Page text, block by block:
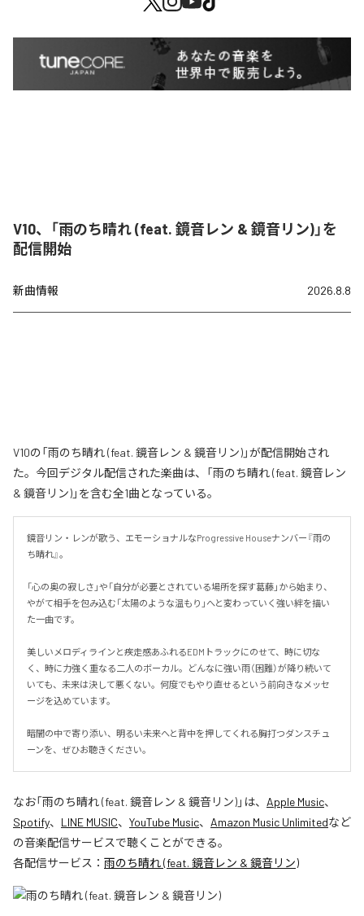
V10、「雨のち晴れ (feat. 鏡音レン & 鏡音リン)」を
配信開始
新曲情報 2026.8.8
V10の「雨のち晴れ (feat. 鏡音レン & 鏡音リン)」が配信開始され
た。今回デジタル配信された楽曲は、「雨のち晴れ (feat. 鏡音レン
& 鏡音リン)」を含む全1曲となっている。
鏡音リン・レンが歌う、エモーショナルなProgressive Houseナンバー『雨の
ち晴れ』。
「心の奥の寂しさ」や「自分が必要とされている場所を探す葛藤」から始まり、
やがて相手を包み込む「太陽のような温もり」へと変わっていく強い絆を描い
た一曲です。
美しいメロディラインと疾走感あふれるEDMトラックにのせて、時に切な
く、時に力強く重なる二人のボーカル。どんなに強い雨（困難）が降り続いて
いても、未来は決して悪くない。何度でもやり直せるという前向きなメッセ
ージを込めています。
暗闇の中で寄り添い、明るい未来へと背中を押してくれる胸打つダンスチュ
ーンを、ぜひお聴きください。
なお「雨のち晴れ (feat. 鏡音レン & 鏡音リン)」は、 Apple Music、
Spotify、 LINE MUSIC、 YouTube Music、 Amazon Music Unlimitedなど
の音楽配信サービスで聴くことができる。
各配信サービス： 雨のち晴れ (feat. 鏡音レン & 鏡音リン)